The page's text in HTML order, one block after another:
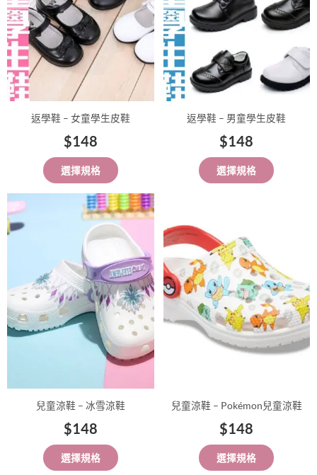
返學鞋 – 女童學生皮鞋
$148
選擇規格
款
式。
可
在
產
頁
面
選
擇
選
項
返學鞋 – 男童學生皮鞋
$148
選擇規格
款
可
在
頁
面
選
擇
兒童涼鞋 – 冰雪涼鞋
$148
選擇規格
此
產
品
有
多
種
款
式。
可
面
擇
兒童涼鞋 – Pokémon兒童涼鞋
$148
選擇規格
品
有
多
種
款
式。
可
面
擇